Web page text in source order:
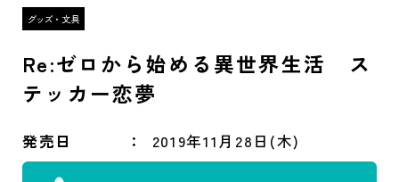
Re:ゼロから始める異世界生活 ス
テッカー恋夢
発売日 2019年11月28日(木)